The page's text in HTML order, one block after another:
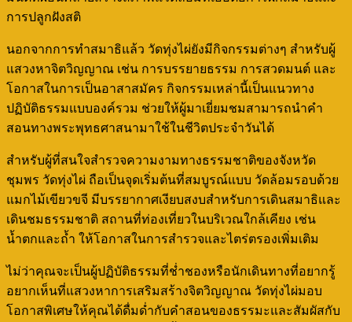
การปลูกฝังสติ
นอกจากการทำสมาธิแล้ว วัดทุ่งไผ่ยังมีกิจกรรมต่างๆ สำหรับผู้
แสวงหาจิตวิญญาณ เช่น การบรรยายธรรม การสวดมนต์ และ
โอกาสในการเป็นอาสาสมัคร กิจกรรมเหล่านี้เป็นแนวทาง
ปฏิบัติธรรมแบบองค์รวม ช่วยให้ผู้มาเยี่ยมชมสามารถนำคำ
สอนทางพระพุทธศาสนามาใช้ในชีวิตประจำวันได้
สำหรับผู้ที่สนใจสำรวจความงามทางธรรมชาติของจังหวัด
ชุมพร วัดทุ่งไผ่ ถือเป็นจุดเริ่มต้นที่สมบูรณ์แบบ วัดล้อมรอบด้วย
แมกไม้เขียวขจี มีบรรยากาศเงียบสงบสำหรับการเดินสมาธิและ
เดินชมธรรมชาติ สถานที่ท่องเที่ยวในบริเวณใกล้เคียง เช่น
น้ำตกและถ้ำ ให้โอกาสในการสำรวจและไตร่ตรองเพิ่มเติม
ไม่ว่าคุณจะเป็นผู้ปฏิบัติธรรมที่ช่ำชองหรือนักเดินทางที่อยากรู้
อยากเห็นที่แสวงหาการเสริมสร้างจิตวิญญาณ วัดทุ่งไผ่มอบ
โอกาสพิเศษให้คุณได้ดื่มด่ำกับคำสอนของธรรมะและสัมผัสกับ